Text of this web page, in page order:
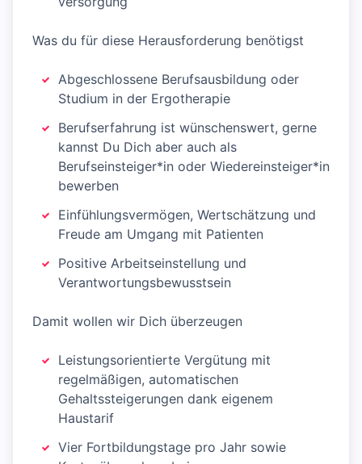
Was du für diese Herausforderung benötigst
Abgeschlossene Berufsausbildung oder
Studium in der Ergotherapie
Berufserfahrung ist wünschenswert, gerne
kannst Du Dich aber auch als
Berufseinsteiger*in oder Wiedereinsteiger*in
bewerben
Einfühlungsvermögen, Wertschätzung und
Freude am Umgang mit Patienten
Positive Arbeitseinstellung und
Verantwortungsbewusstsein
Damit wollen wir Dich überzeugen
Leistungsorientierte Vergütung mit
regelmäßigen, automatischen
Gehaltssteigerungen dank eigenem
Haustarif
Vier Fortbildungstage pro Jahr sowie